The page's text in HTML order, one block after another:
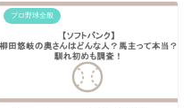
プロ野球全般